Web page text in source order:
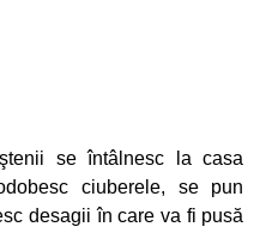
se întâlnesc la casa
ciuberele, se pun
desagii în care va fi pusă